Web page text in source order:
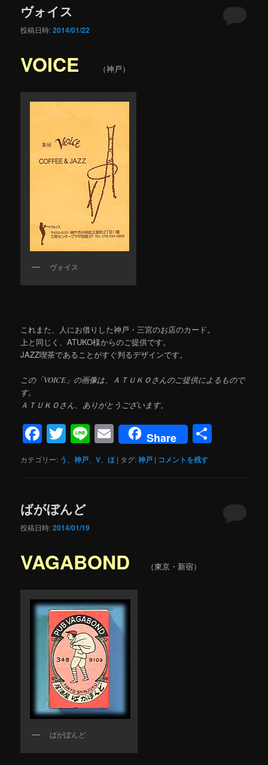
ヴォイス
投稿日時:2014/01/22
VOICE （神戸）
ヴォイス
これまた、人にお借りした神戸・三宮のお店のカード。
上と同じく、ATUKO様からのご提供です。
JAZZ喫茶であることがすぐ判るデザインです。
この「VOICE」の画像は、ＡＴＵＫＯさんのご提供によるもので
す。
ＡＴＵＫＯさん、ありがとうございます。
Facebook
Twitter
LineEmailShare
カテゴリー: う 、神戸 、V 、ほ | タグ:神戸 | コメントを残す
ばがぼんど
投稿日時:2014/01/19
VAGABOND （東京・新宿）
ばがぼんど